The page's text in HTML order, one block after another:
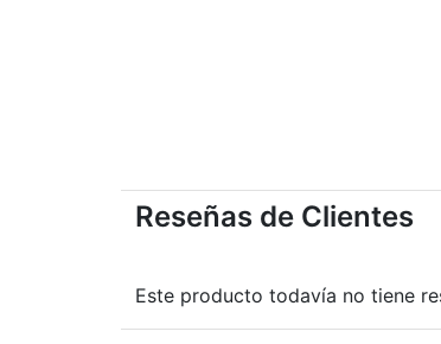
Reseñas de Clientes
Este producto todavía no tiene